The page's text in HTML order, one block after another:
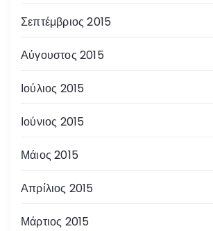
Σεπτέμβριος 2015
Αύγουστος 2015
Ιούλιος 2015
Ιούνιος 2015
Μάιος 2015
Απρίλιος 2015
Μάρτιος 2015